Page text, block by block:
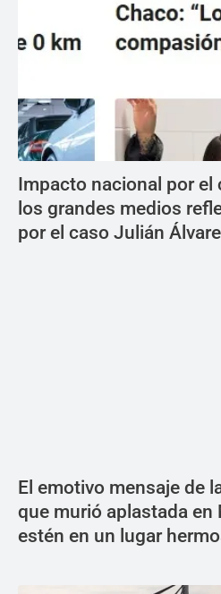
Impacto nacional por el
los grandes medios
por el caso Julián
El emotivo mensaje de
que murió aplastada en
estén en un lugar